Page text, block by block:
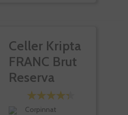
Celler Kripta
FRANC Brut
Reserva
Corpinnat